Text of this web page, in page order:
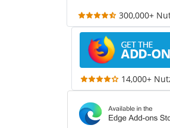
300,000+
14,000+